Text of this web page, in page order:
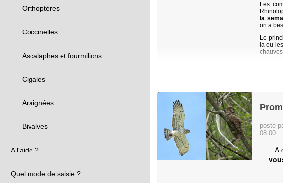
Orthoptères
Coccinelles
Ascalaphes et fourmilions
Cigales
Araignées
Bivalves
A l'aide ?
Quel mode de saisie ?
Les
la
on a
Le
la ou
posté
08:00
A